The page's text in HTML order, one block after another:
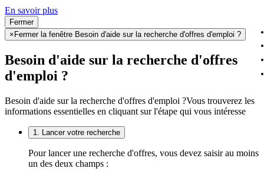
En savoir plus
Fermer
× Fermer la fenêtre Besoin d'aide sur la recherche d'offres d'emploi ?
Besoin d'aide sur la recherche d'offres
d'emploi ?
Besoin d'aide sur la recherche d'offres d'emploi ?Vous trouverez les
informations essentielles en cliquant sur l'étape qui vous intéresse
1. Lancer votre recherche
Pour lancer une recherche d'offres, vous devez saisir au moins
un des deux champs :